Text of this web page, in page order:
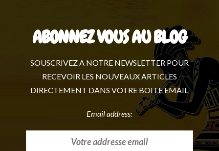
ABONNEZ VOUS AU BLOG
SOUSCRIVEZ A NOTRE NEWSLETTER POUR
RECEVOIR LES NOUVEAUX ARTICLES
DIRECTEMENT DANS VOTRE BOITE EMAIL
Email address: